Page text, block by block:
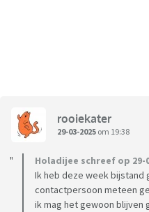
rooiekater
29-03-2025 om 19:38
Holadijee schreef op 29-
Ik heb deze week bijstand
contactpersoon meteen
ik mag het gewoon blijven